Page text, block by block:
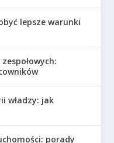
lepsze warunki
władzy: jak
porady